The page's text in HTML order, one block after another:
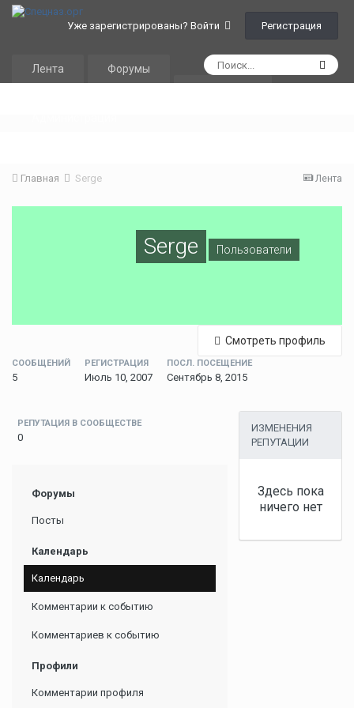
Уже зарегистрированы? Войти Регистрация
Лента
Форумы
Лента
Главная Serge
Serge Пользователи
Смотреть профиль
СООБЩЕНИЙ
5
РЕГИСТРАЦИЯ
Июль 10, 2007
ПОСЛ. ПОСЕЩЕНИЕ
Сентябрь 8, 2015
РЕПУТАЦИЯ В СООБЩЕСТВЕ
0
Форумы
Посты
Календарь
Календарь
Комментарии к событию
Комментариев к событию
Профили
Комментарии профиля
ИЗМЕНЕНИЯ
РЕПУТАЦИИ
Здесь пока
ничего нет